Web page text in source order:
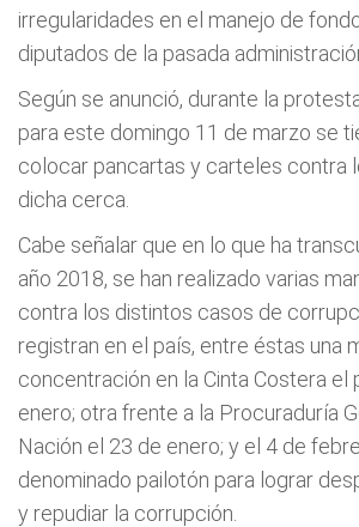
irregularidades en el manejo de
diputados de la pasada
Según se anunció, durante la
para este domingo 11 de marzo se
colocar pancartas y carteles contra
dicha cerca.
Cabe señalar que en lo que ha
año 2018, se han realizado varias
contra los distintos casos de
registran en el país, entre éstas una
concentración en la Cinta Costera el
enero; otra frente a la Procuraduría
Nación el 23 de enero; y el 4 de
denominado pailotón para lograr
y repudiar la corrupción.